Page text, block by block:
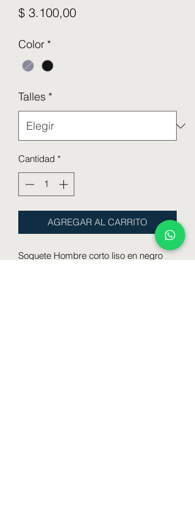
$ 3.100,00Precio
Color *
Talles *
Cantidad *
AGREGAR AL CARRITO
Soquete Hombre corto liso en negro